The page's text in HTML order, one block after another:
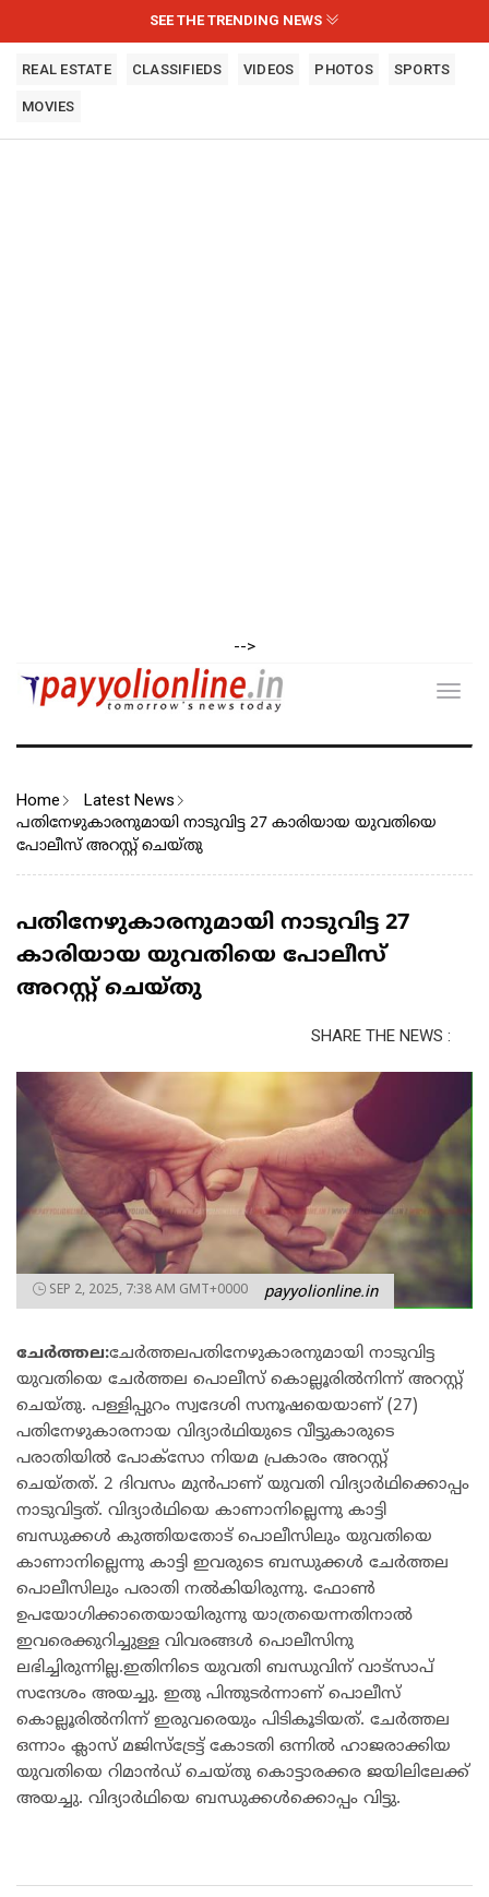
SEE THE TRENDING NEWS
REAL ESTATE CLASSIFIEDS VIDEOS PHOTOS SPORTS
MOVIES
-->
Home Latest News
പതിനേഴുകാരനുമായി നാടുവിട്ട 27 കാരിയായ യുവതിയെ
പോലീസ് അറസ്റ്റ് ചെയ്തു
പതിനേഴുകാരനുമായി നാടുവിട്ട 27
കാരിയായ യുവതിയെ പോലീസ്
അറസ്റ്റ് ചെയ്തു
SHARE THE NEWS :
SEP 2, 2025, 7:38 AM GMT+0000 payyolionline.in
ചേർത്തല:ചേർത്തലപതിനേഴുകാരനുമായി നാടുവിട്ട
യുവതിയെ ചേർത്തല പൊലീസ് കൊല്ലൂരിൽനിന്ന് അറസ്റ്റ്
ചെയ്തു. പള്ളിപ്പുറം സ്വദേശി സനൂഷയെയാണ് (27)
പതിനേഴുകാരനായ വിദ്യാർഥിയുടെ വീട്ടുകാരുടെ
പരാതിയിൽ പോക്സോ നിയമ പ്രകാരം അറസ്റ്റ്
ചെയ്തത്. 2 ദിവസം മുൻപാണ് യുവതി വിദ്യാർഥിക്കൊപ്പം
നാടുവിട്ടത്. വിദ്യാർഥിയെ കാണാനില്ലെന്നു കാട്ടി
ബന്ധുക്കൾ കുത്തിയതോട് പൊലീസിലും യുവതിയെ
കാണാനില്ലെന്നു കാട്ടി ഇവരുടെ ബന്ധുക്കൾ ചേർത്തല
പൊലീസിലും പരാതി നൽകിയിരുന്നു. ഫോൺ
ഉപയോഗിക്കാതെയായിരുന്നു യാത്രയെന്നതിനാൽ
ഇവരെക്കുറിച്ചുള്ള വിവരങ്ങൾ പൊലീസിനു
ലഭിച്ചിരുന്നില്ല.ഇതിനിടെ യുവതി ബന്ധുവിന് വാട്സാപ്
സന്ദേശം അയച്ചു. ഇതു പിന്തുടർന്നാണ് പൊലീസ്
കൊല്ലൂരിൽനിന്ന് ഇരുവരെയും പിടികൂടിയത്. ചേർത്തല
ഒന്നാം ക്ലാസ് മജിസ്ട്രേട്ട് കോടതി ഒന്നിൽ ഹാജരാക്കിയ
യുവതിയെ റിമാൻഡ് ചെയ്തു കൊട്ടാരക്കര ജയിലിലേക്ക്
അയച്ചു. വിദ്യാർഥിയെ ബന്ധുക്കൾക്കൊപ്പം വിട്ടു.